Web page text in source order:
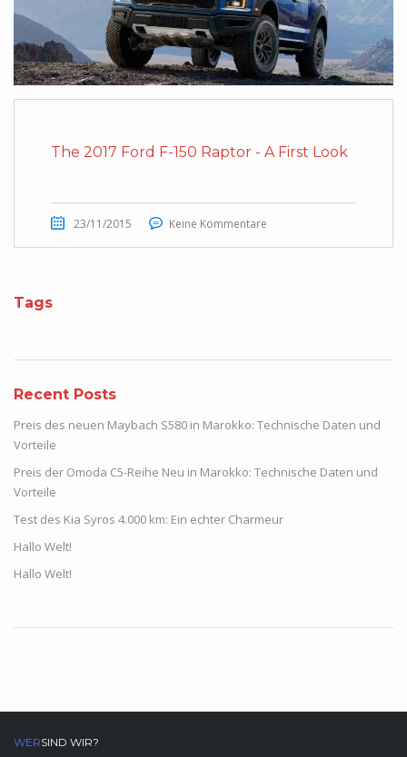
The 2017 Ford F-150 Raptor - A First Look
23/11/2015 Keine Kommentare
Tags
Recent Posts
Preis des neuen Maybach S580 in Marokko: Technische Daten und
Vorteile
Preis der Omoda C5-Reihe Neu in Marokko: Technische Daten und
Vorteile
Test des Kia Syros 4.000 km: Ein echter Charmeur
Hallo Welt!
Hallo Welt!
WERSIND WIR?